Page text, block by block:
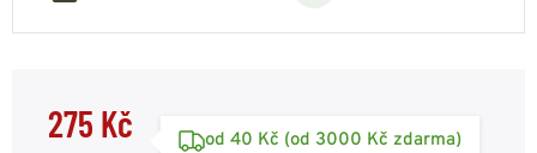
275 Kč od 40 Kč (od 3000 Kč zdarma)